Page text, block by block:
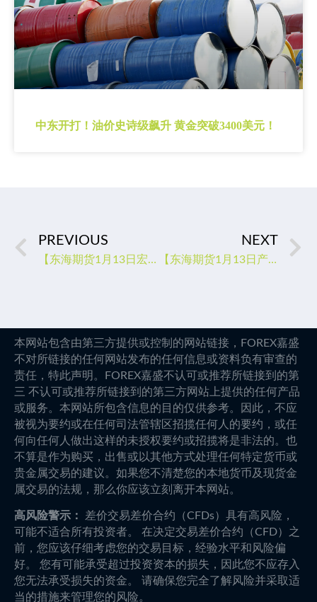
中东开打！油价史诗级飙升 黄金突破3400美元！
PREVIOUS
【东海期货1月13日宏观金融日报】美国12月通胀进一步放缓，美元大幅走弱
NEXT
【东海期货1月13日产业链日报】贵金属篇：CPI增幅继续放缓，金银偏强运行
本网站包含由第三方提供或控制的网站链接，FOREX嘉盛
不对所链接的任何网站发布的任何信息或资料负有审查的
责任，特此声明。FOREX嘉盛不认可或推荐所链接到的第
三 不认可或推荐所链接到的第三方网站上提供的任何产品
或服务。本网站所包含信息的目的仅供参考。因此，不应
被视为要约或在任何司法管辖区招揽任何人的要约，或任
何向任何人做出这样的未授权要约或招揽将是非法的。也
不算是作为购买，出售或以其他方式处理任何特定货币或
贵金属交易的建议。如果您不清楚您的本地货币及现货金
属交易的法规，那么你应该立刻离开本网站。
高风险警示：
差价交易差价合约（CFDs）具有高风险，
可能不适合所有投资者。 在决定交易差价合约（CFD）之
前，您应该仔细考虑您的交易目标，经验水平和风险偏
好。 您有可能承受超过投资资本的损失，因此您不应存入
您无法承受损失的资金。 请确保您完全了解风险并采取适
当的措施来管理您的风险。